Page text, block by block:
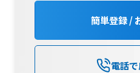
簡単登録 /
電話